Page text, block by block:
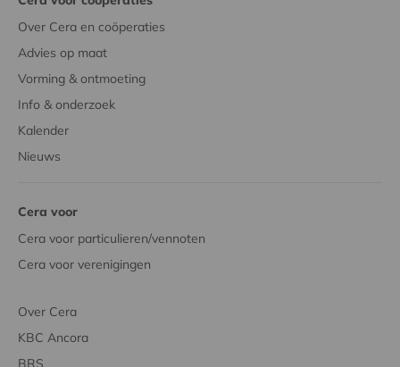
Over Cera en coöperaties
Advies op maat
Vorming & ontmoeting
Info & onderzoek
Kalender
Nieuws
Cera voor
Cera voor particulieren/vennoten
Cera voor verenigingen
Over Cera
KBC Ancora
BRS